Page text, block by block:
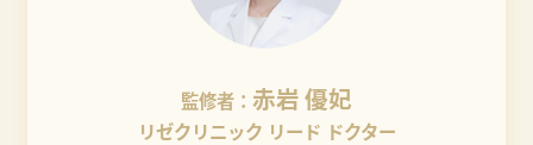
監修者： 赤岩 優妃
リゼクリニック リード ドクター